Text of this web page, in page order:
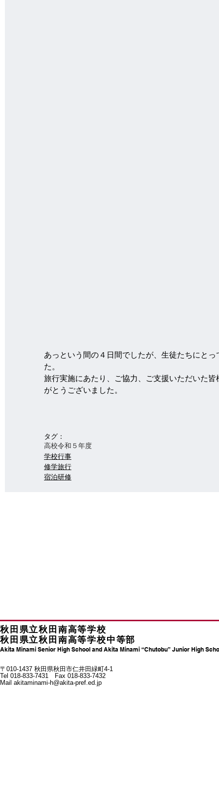
あっという間の４日間でしたが、生徒たちにと
た。
旅行実施にあたり、ご協力、ご支援いただいた
がとうございました。
タグ：
高校令和５年度
学校行事
修学旅行
宿泊研修
秋田県立秋田南高等学校
秋田県立秋田南高等学校中等部
Akita Minami Senior High School and Akita Minami “Chutobu” Junior High
〒010-1437 秋田県秋田市仁井田緑町4-1
Tel 018-833-7431 Fax 018-833-7432
Mail akitaminami-h@akita-pref.ed.jp